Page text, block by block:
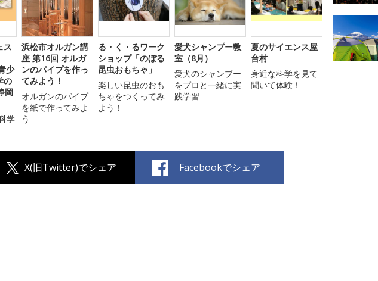
ス
少
の
岡
学
浜松市オルガン講
座 第16回 オルガ
ンのパイプを作っ
てみよう！
オルガンのパイプ
を紙で作ってみよ
う
る・く・るワーク
ショップ「のぼる
昆虫おもちゃ」
楽しい昆虫のおも
ちゃをつくってみ
よう！
愛犬シャンプー教
室（8月）
愛犬のシャンプー
をプロと一緒に実
践学習
夏のサイエンス屋
台村
身近な科学を見て
聞いて体験！
X(旧Twitter)でシェア Facebookでシェア